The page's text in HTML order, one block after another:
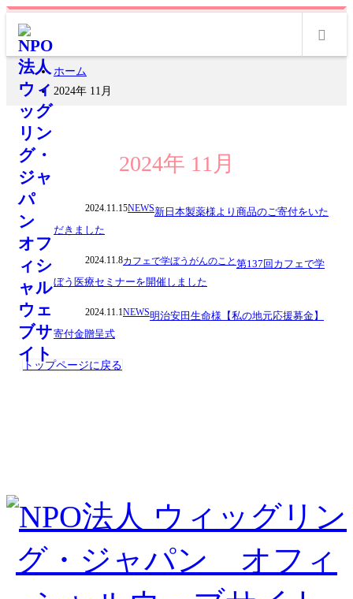
ホーム
2024年 11月
2024年 11月
2024.11.15NEWS新日本製薬様より商品のご寄付をいた
だきました
2024.11.8カフェで学ぼうがんのこと第137回カフェで学
ぼう医療セミナーを開催しました
2024.11.1NEWS明治安田生命様【私の地元応援募金】
寄付金贈呈式
トップページに戻る